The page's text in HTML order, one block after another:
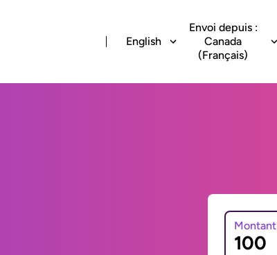
English
Envoi depuis :
Canada
(Français)